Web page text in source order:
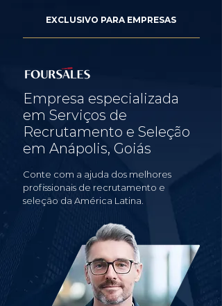
EXCLUSIVO PARA EMPRESAS
Empresa especializada
em Serviços de
Recrutamento e Seleção
em Anápolis, Goiás
Conte com a ajuda dos melhores
profissionais de recrutamento e
seleção da América Latina.